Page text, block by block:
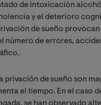
de intoxicación
y el deterioro
de sueño provocan
número de errores,
privación de sueño son
el tiempo. En el caso
se han observado